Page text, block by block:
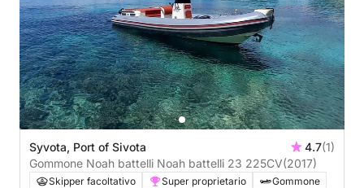
Syvota, Port of Sivota 4.7(1)
Gommone Noah battelli Noah battelli 23 225CV(2017)
Skipper facoltativo Super proprietario
Gommone